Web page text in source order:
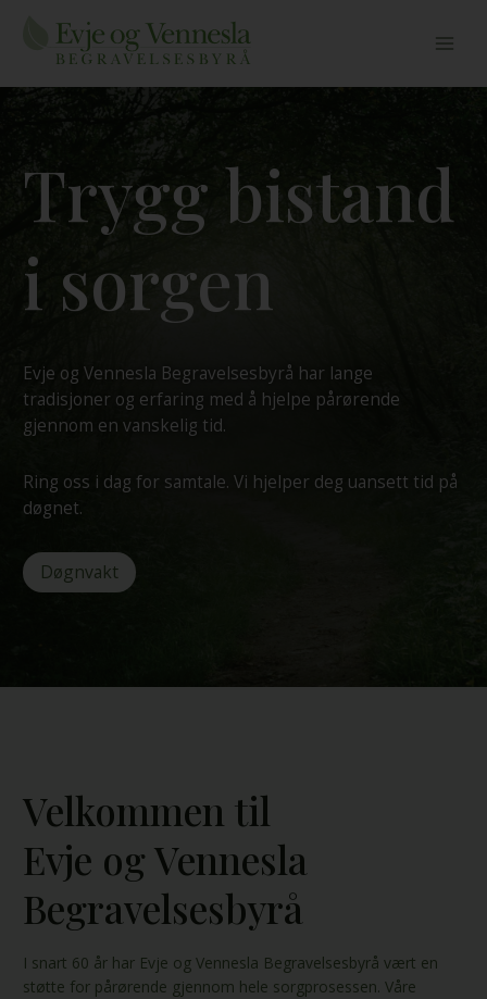
Trygg bistand
i sorgen
Evje og Vennesla Begravelsesbyrå har lange
tradisjoner og erfaring med å hjelpe pårørende
gjennom en vanskelig tid.
Ring oss i dag for samtale. Vi hjelper deg uansett tid på
døgnet.
Døgnvakt
Velkommen til
Evje og Vennesla
Begravelsesbyrå
I snart 60 år har Evje og Vennesla Begravelsesbyrå vært en
støtte for pårørende gjennom hele sorgprosessen. Våre